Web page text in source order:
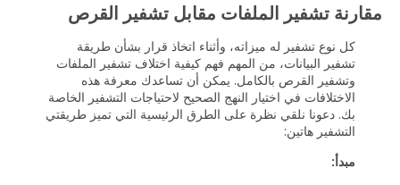
مقارنة تشفير الملفات مقابل تشفير القرص
كل نوع تشفير له ميزاته، وأثناء اتخاذ قرار بشأن طريقة
تشفير البيانات، من المهم فهم كيفية اختلاف تشفير الملفات
وتشفير القرص بالكامل. يمكن أن تساعدك معرفة هذه
الاختلافات في اختيار النهج الصحيح لاحتياجات التشفير الخاصة
بك. دعونا نلقي نظرة على الطرق الرئيسية التي تميز طريقتي
التشفير هاتين:
مبدأ: